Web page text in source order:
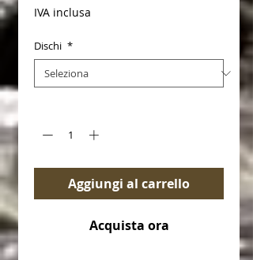
IVA inclusa
Dischi *
Aggiungi al carrello
Acquista ora